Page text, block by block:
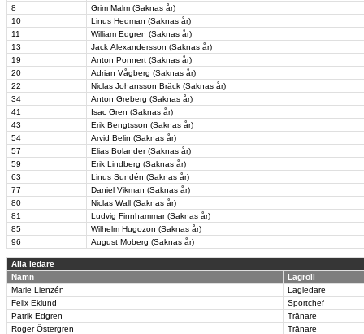
8
Grim Malm (Saknas år)
10
Linus Hedman (Saknas år)
11
William Edgren (Saknas år)
13
Jack Alexandersson (Saknas år)
19
Anton Ponnert (Saknas år)
20
Adrian Vågberg (Saknas år)
22
Niclas Johansson Bräck (Saknas år)
34
Anton Greberg (Saknas år)
41
Isac Gren (Saknas år)
43
Erik Bengtsson (Saknas år)
54
Arvid Belin (Saknas år)
57
Elias Bolander (Saknas år)
59
Erik Lindberg (Saknas år)
63
Linus Sundén (Saknas år)
77
Daniel Vikman (Saknas år)
80
Niclas Wall (Saknas år)
81
Ludvig Finnhammar (Saknas år)
85
Wilhelm Hugozon (Saknas år)
96
August Moberg (Saknas år)
Alla ledare
Namn
Lagroll
Marie Lienzén
Lagledare
Felix Eklund
Sportchef
Patrik Edgren
Tränare
Roger Östergren
Tränare